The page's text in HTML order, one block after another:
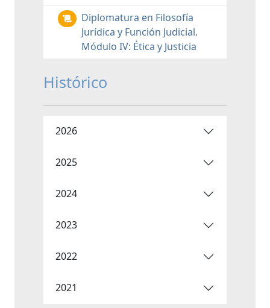
Diplomatura en Filosofía
Jurídica y Función Judicial.
Módulo IV: Ética y Justicia
Histórico
2026
2025
2024
2023
2022
2021